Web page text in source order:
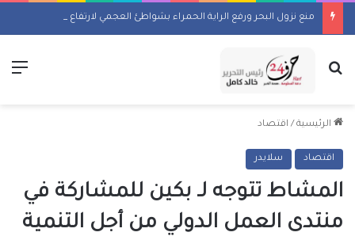
منع نزول البحر ورفع الراية الحمراء بشواطئ العجمي لارتفاع الأمواج
بحث عن
الرئيسية / اقتصاد
اقتصاد سلايدر
المشاط تتوجه لـ بكين للمشاركة في
منتدى العمل الدولي من أجل التنمية